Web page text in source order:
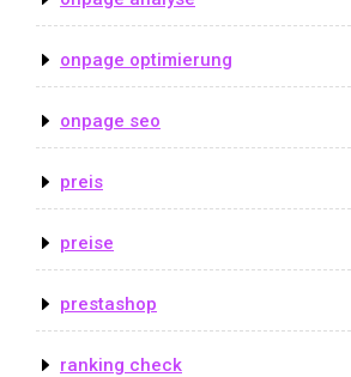
onpage optimierung
onpage seo
preis
preise
prestashop
ranking check